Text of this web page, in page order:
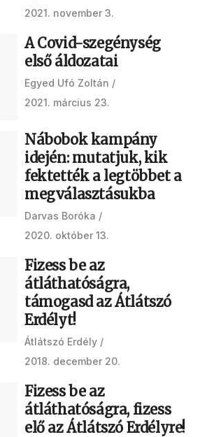
2021. november 3.
A Covid-szegénység
első áldozatai
Egyed Ufó Zoltán
2021. március 23.
Nábobok kampány
idején: mutatjuk, kik
fektették a legtöbbet a
megválasztásukba
Darvas Boróka
2020. október 13.
Fizess be az
átláthatóságra,
támogasd az Átlátszó
Erdélyt!
Átlátszó Erdély
2018. december 20.
Fizess be az
átláthatóságra, fizess
elő az Átlátszó Erdélyre!